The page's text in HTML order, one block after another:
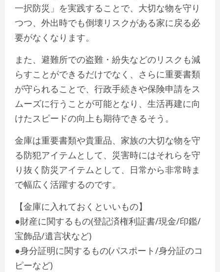
一択防災」を実践することで、大切な物を守り
つつ、外出時でも倒壊リスクがある家に戻る必
要がなくなります。
また、避難所での盗難・紛失などのリスクも減
らすことができるだけでなく、さらに重要書類
が守られることで、行政手続きや保険申請をス
ムーズに行うことが可能となり、生活再建に向
けたスピードの向上も期待できるそう。
金庫は重要書類や貴重品、家族の大切な物を守
る防犯アイテムとして、災害時にはそれらを守
り抜く防災アイテムとして、日常から非常時ま
で幅広く活躍するのです。
【金庫に入れておくといいもの】
●財産に関するもの(登記済権利証書/現金/印鑑/
宝飾品/遺言状など)
●身分証明に関するもの(パスポート/身分証のコ
ピーなど)